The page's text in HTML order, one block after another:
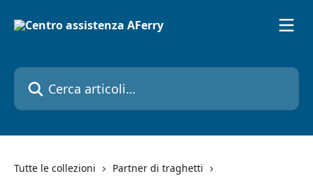
Cerca articoli…
Tutte le collezioni
Partner di traghetti